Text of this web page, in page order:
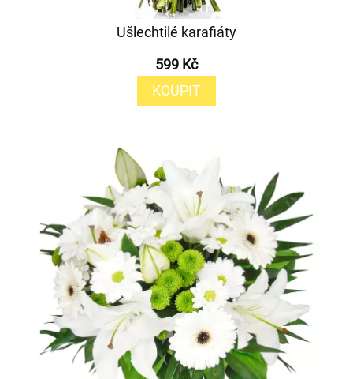
Ušlechtilé karafiáty
599 Kč
KOUPIT